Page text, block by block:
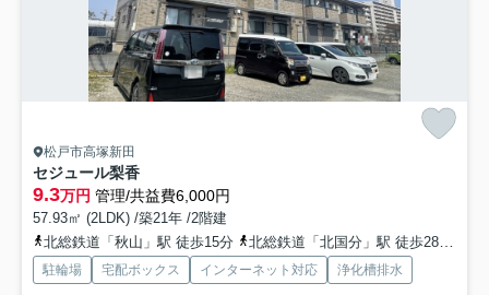
松戸市高塚新田
セジュール梨香
9.3万円 管理/共益費6,000円
57.93㎡ (2LDK) /築21年 /2階建
北総鉄道「秋山」駅 徒歩15分
北総鉄道「北国分」駅 徒歩28分
駐輪場 宅配ボックス インターネット対応 浄化槽排水